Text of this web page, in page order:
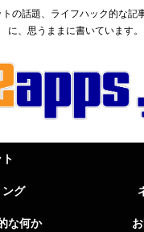
の話題、ライフハック的な記
に、思うままに書いています。
ング
な何か